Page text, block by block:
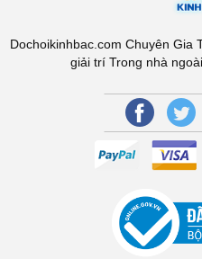
Dochoikinhbac.com Chuyên Gia
giải trí Trong nhà